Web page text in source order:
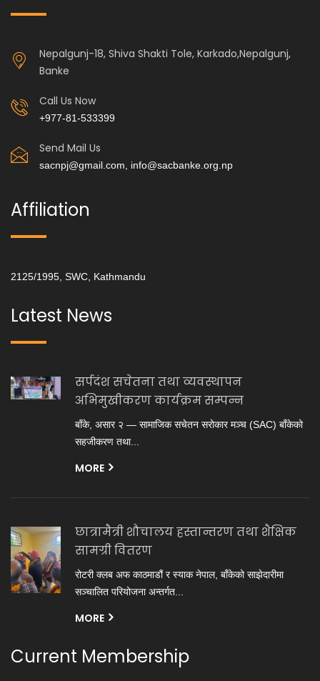
Nepalgunj-18, Shiva Shakti Tole, Karkado,Nepalgunj,
Banke
Call Us Now
+977-81-533399
Send Mail Us
sacnpj@gmail.com, info@sacbanke.org.np
Affiliation
2125/1995, SWC, Kathmandu
Latest News
सर्पदंश सचेतना तथा व्यवस्थापन
अभिमुखीकरण कार्यक्रम सम्पन्न
बाँके, असार २ — सामाजिक सचेतन सरोकार मञ्च (SAC) बाँकेको
सहजीकरण तथा...
MORE
छात्रामैत्री शौचालय हस्तान्तरण तथा शैक्षिक
सामग्री वितरण
रोटरी क्लब अफ काठमाडौं र स्याक नेपाल, बाँकेको साझेदारीमा
सञ्चालित परियोजना अन्तर्गत...
MORE
Current Membership